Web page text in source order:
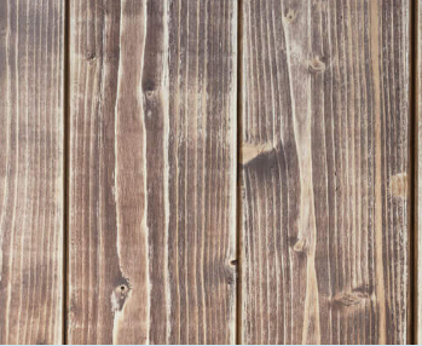
Finde dein
Ehrenamtssuchmaschine
Freiwilliges Soziales
Koordinierungszentren für
Engagierte Stadt
Freiwilligendienste
Freiwilligentage
Hessen hilft Ukraine
Zeig uns dein
Wettbewerb |
Wettbewerb | 80 Jahre
8 Vereine x 80 Jahre x